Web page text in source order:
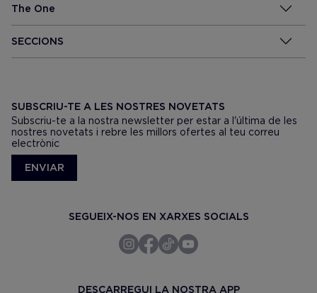
The One
SECCIONS
SUBSCRIU-TE A LES NOSTRES NOVETATS
Subscriu-te a la nostra newsletter per estar a l'última de les
nostres novetats i rebre les millors ofertes al teu correu
electrònic
ENVIAR
SEGUEIX-NOS EN XARXES SOCIALS
DESCARREGUI LA NOSTRA APP